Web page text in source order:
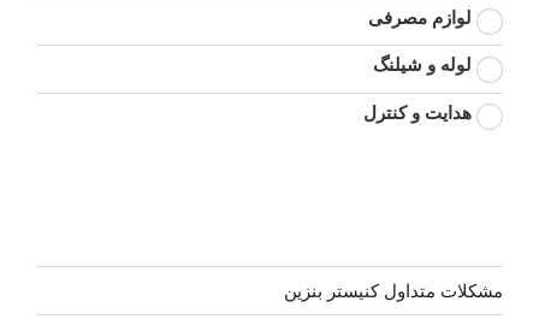
لوازم مصرفی
لوله و شیلنگ
هدایت و کنترل
مشکلات متداول کنیستر بنزین